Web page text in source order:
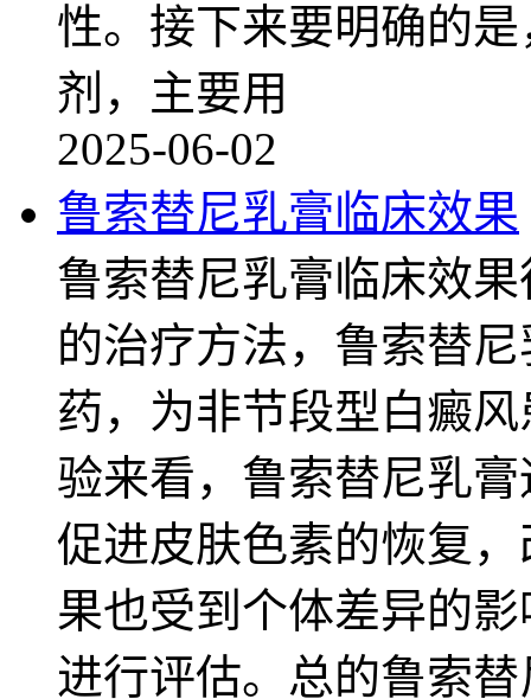
性。接下来要明确的
剂，主要用
2025-06-02
鲁索替尼乳膏临床效果
鲁索替尼乳膏临床效
的治疗方法，鲁索替
药，为非节段型白癜
验来看，鲁索替尼乳
促进皮肤色素的恢复
果也受到个体差异的
进行评估。总的鲁索